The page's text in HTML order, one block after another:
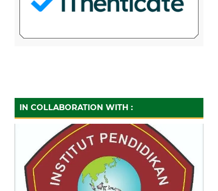
IN COLLABORATION WITH :